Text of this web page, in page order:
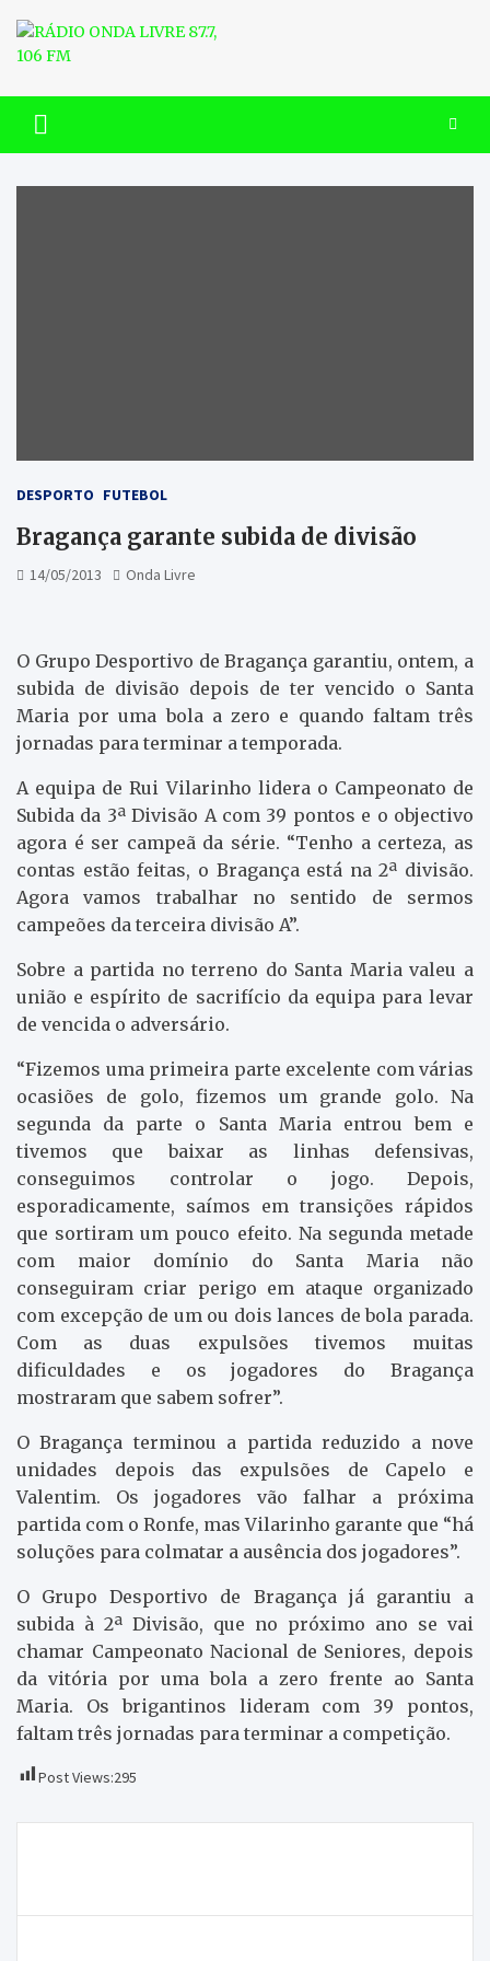
content
RÁDIO ONDA LIVRE 87.7, 106
FM
DESPORTO FUTEBOL
Bragança garante subida de divisão
14/05/2013 Onda Livre
O Grupo Desportivo de Bragança garantiu, ontem, a
subida de divisão depois de ter vencido o Santa
Maria por uma bola a zero e quando faltam três
jornadas para terminar a temporada.
A equipa de Rui Vilarinho lidera o Campeonato de
Subida da 3ª Divisão A com 39 pontos e o objectivo
agora é ser campeã da série. “Tenho a certeza, as
contas estão feitas, o Bragança está na 2ª divisão.
Agora vamos trabalhar no sentido de sermos
campeões da terceira divisão A”.
Sobre a partida no terreno do Santa Maria valeu a
união e espírito de sacrifício da equipa para levar
de vencida o adversário.
“Fizemos uma primeira parte excelente com várias
ocasiões de golo, fizemos um grande golo. Na
segunda da parte o Santa Maria entrou bem e
tivemos que baixar as linhas defensivas,
conseguimos controlar o jogo. Depois,
esporadicamente, saímos em transições rápidos
que sortiram um pouco efeito. Na segunda metade
com maior domínio do Santa Maria não
conseguiram criar perigo em ataque organizado
com excepção de um ou dois lances de bola parada.
Com as duas expulsões tivemos muitas
dificuldades e os jogadores do Bragança
mostraram que sabem sofrer”.
O Bragança terminou a partida reduzido a nove
unidades depois das expulsões de Capelo e
Valentim. Os jogadores vão falhar a próxima
partida com o Ronfe, mas Vilarinho garante que “há
soluções para colmatar a ausência dos jogadores”.
O Grupo Desportivo de Bragança já garantiu a
subida à 2ª Divisão, que no próximo ano se vai
chamar Campeonato Nacional de Seniores, depois
da vitória por uma bola a zero frente ao Santa
Maria. Os brigantinos lideram com 39 pontos,
faltam três jornadas para terminar a competição.
Post Views:295
artigos